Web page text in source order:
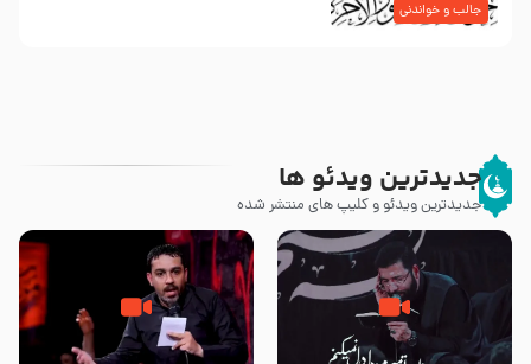
جالب و خواندنی
جدیدترین ویدئو ها
جدیدترین ویدئو و کلیپ های منتشر شده
مصداق کربلا – حاج حسین سیب
شور ، حسینا! به‌ حق زهرا «أُنْظُرْ